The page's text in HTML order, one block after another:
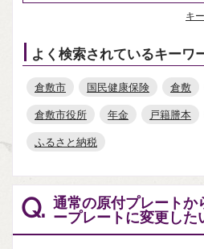
キ
よく検索されているキーワ
倉敷市 国民健康保険 倉敷
倉敷市役所
年金 戸籍謄本
ふるさと納税
Q. 通常の原付プレート
ープレートに変更した